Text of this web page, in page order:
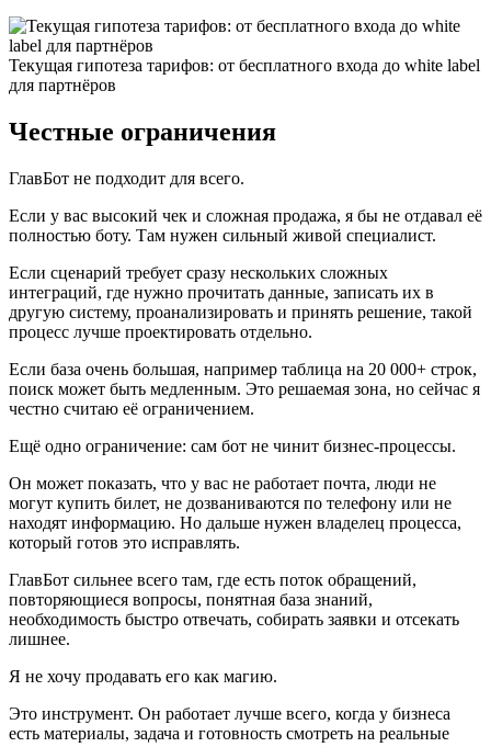
Текущая гипотеза тарифов: от бесплатного входа до white label
для партнёров
Честные ограничения
ГлавБот не подходит для всего.
Если у вас высокий чек и сложная продажа, я бы не отдавал её
полностью боту. Там нужен сильный живой специалист.
Если сценарий требует сразу нескольких сложных
интеграций, где нужно прочитать данные, записать их в
другую систему, проанализировать и принять решение, такой
процесс лучше проектировать отдельно.
Если база очень большая, например таблица на 20 000+ строк,
поиск может быть медленным. Это решаемая зона, но сейчас я
честно считаю её ограничением.
Ещё одно ограничение: сам бот не чинит бизнес-процессы.
Он может показать, что у вас не работает почта, люди не
могут купить билет, не дозваниваются по телефону или не
находят информацию. Но дальше нужен владелец процесса,
который готов это исправлять.
ГлавБот сильнее всего там, где есть поток обращений,
повторяющиеся вопросы, понятная база знаний,
необходимость быстро отвечать, собирать заявки и отсекать
лишнее.
Я не хочу продавать его как магию.
Это инструмент. Он работает лучше всего, когда у бизнеса
есть материалы, задача и готовность смотреть на реальные